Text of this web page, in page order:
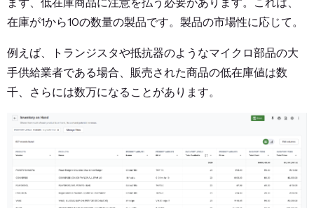
在庫が1から10の数量の製品です。製品の市場性に応じて。
例えば、トランジスタや抵抗器のようなマイクロ部品の大
手供給業者である場合、販売された商品の低在庫値は数
千、さらには数万になることがあります。